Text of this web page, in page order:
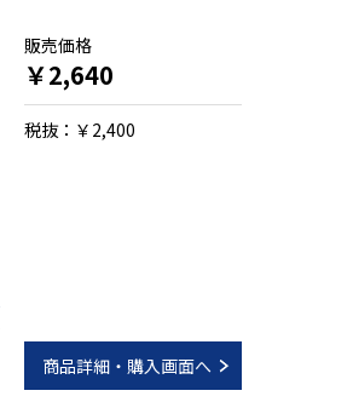
販売価格
￥2,640
税抜：￥2,400
商品詳細・購入画面へ